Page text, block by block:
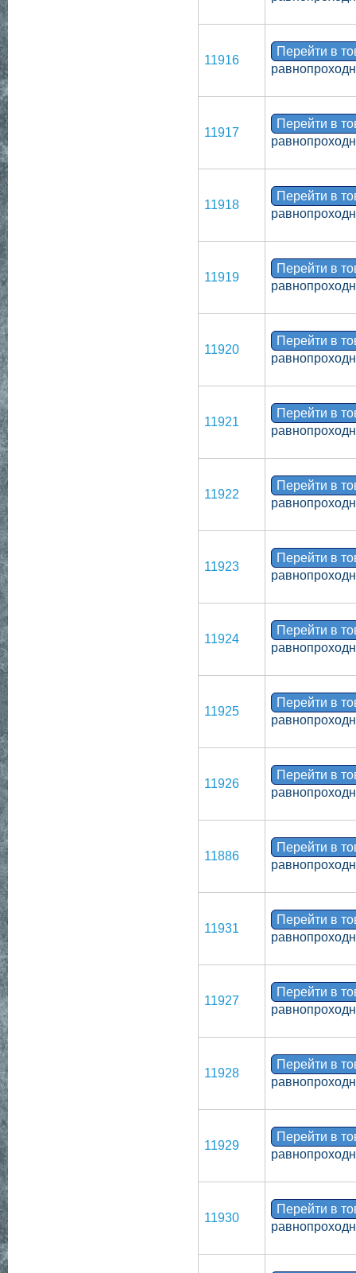
11916
Перейти в
11917
Перейти в
11918
Перейти в
11919
Перейти в
11920
Перейти в
11921
Перейти в
11922
Перейти в
11923
Перейти в
11924
Перейти в
11925
Перейти в
11926
Перейти в
11886
Перейти в
11931
Перейти в
11927
Перейти в
11928
Перейти в
11929
Перейти в
11930
Перейти в